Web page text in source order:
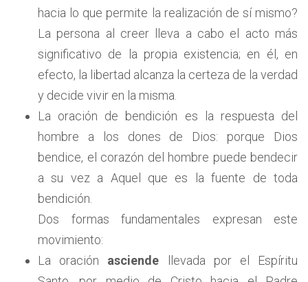
hacia lo que permite la realización de sí mismo?
La persona al creer lleva a cabo el acto más
significativo de la propia existencia; en él, en
efecto, la libertad alcanza la certeza de la verdad
y decide vivir en la misma.
La oración de bendición es la respuesta del
hombre a los dones de Dios: porque Dios
bendice, el corazón del hombre puede bendecir
a su vez a Aquel que es la fuente de toda
bendición.
Dos formas fundamentales expresan este
movimiento:
La oración asciende llevada por el Espíritu